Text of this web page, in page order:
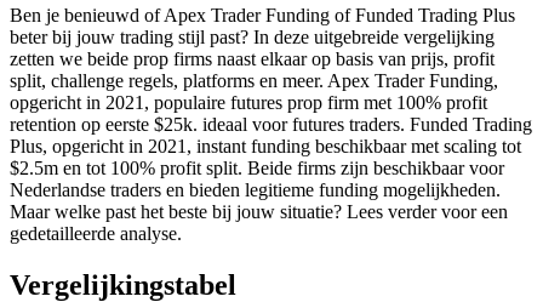
Ben je benieuwd of Apex Trader Funding of Funded Trading Plus
beter bij jouw trading stijl past? In deze uitgebreide vergelijking
zetten we beide prop firms naast elkaar op basis van prijs, profit
split, challenge regels, platforms en meer. Apex Trader Funding,
opgericht in 2021, populaire futures prop firm met 100% profit
retention op eerste $25k. ideaal voor futures traders. Funded Trading
Plus, opgericht in 2021, instant funding beschikbaar met scaling tot
$2.5m en tot 100% profit split. Beide firms zijn beschikbaar voor
Nederlandse traders en bieden legitieme funding mogelijkheden.
Maar welke past het beste bij jouw situatie? Lees verder voor een
gedetailleerde analyse.
Vergelijkingstabel